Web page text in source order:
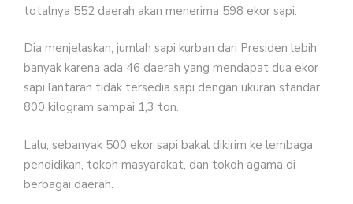
totalnya 552 daerah akan menerima 598 ekor sapi.
Dia menjelaskan, jumlah sapi kurban dari Presiden lebih
banyak karena ada 46 daerah yang mendapat dua ekor
sapi lantaran tidak tersedia sapi dengan ukuran standar
800 kilogram sampai 1,3 ton.
Lalu, sebanyak 500 ekor sapi bakal dikirim ke lembaga
pendidikan, tokoh masyarakat, dan tokoh agama di
berbagai daerah.